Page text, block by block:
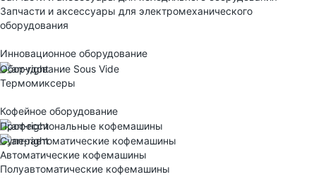
Запчасти и аксессуары для электромеханического
оборудования
Инновационное оборудование
Оборудование Sous Vide
Термомиксеры
Кофейное оборудование
Профессиональные кофемашины
Суперавтоматические кофемашины
Автоматические кофемашины
Полуавтоматические кофемашины